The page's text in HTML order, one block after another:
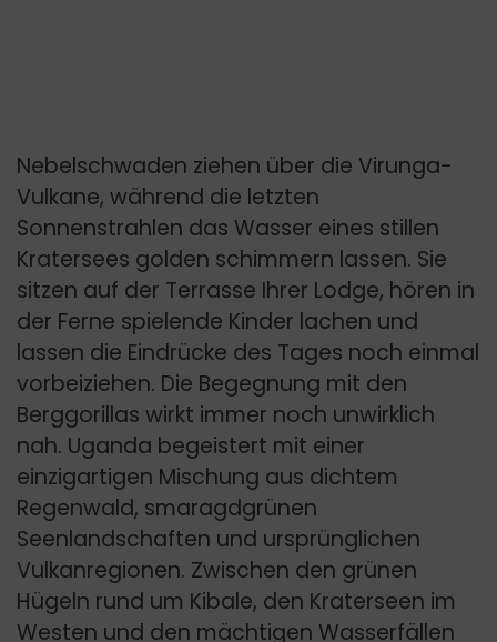
Nebelschwaden ziehen über die Virunga-
Vulkane, während die letzten
Sonnenstrahlen das Wasser eines stillen
Kratersees golden schimmern lassen. Sie
sitzen auf der Terrasse Ihrer Lodge, hören in
der Ferne spielende Kinder lachen und
lassen die Eindrücke des Tages noch einmal
vorbeiziehen. Die Begegnung mit den
Berggorillas wirkt immer noch unwirklich
nah. Uganda begeistert mit einer
einzigartigen Mischung aus dichtem
Regenwald, smaragdgrünen
Seenlandschaften und ursprünglichen
Vulkanregionen. Zwischen den grünen
Hügeln rund um Kibale, den Kraterseen im
Westen und den mächtigen Wasserfällen